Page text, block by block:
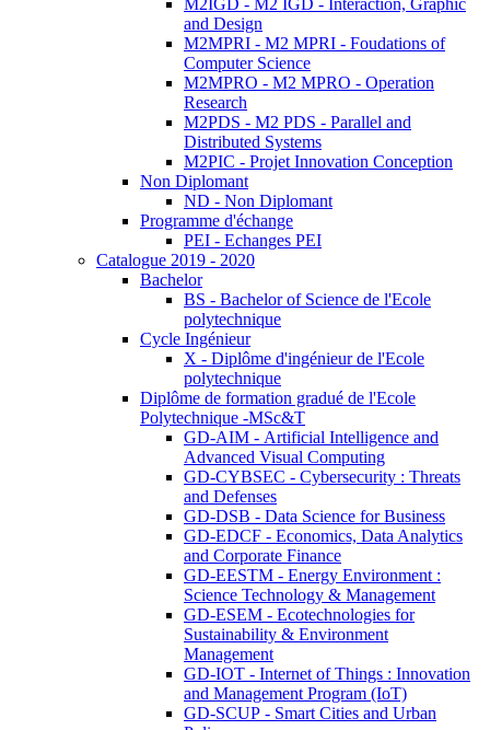
M2IGD - M2 IGD - Interaction, Graphic
and Design
M2MPRI - M2 MPRI - Foudations of
Computer Science
M2MPRO - M2 MPRO - Operation
Research
M2PDS - M2 PDS - Parallel and
Distributed Systems
M2PIC - Projet Innovation Conception
Non Diplomant
ND - Non Diplomant
Programme d'échange
PEI - Echanges PEI
Catalogue 2019 - 2020
Bachelor
BS - Bachelor of Science de l'Ecole
polytechnique
Cycle Ingénieur
X - Diplôme d'ingénieur de l'Ecole
polytechnique
Diplôme de formation gradué de l'Ecole
Polytechnique -MSc&T
GD-AIM - Artificial Intelligence and
Advanced Visual Computing
GD-CYBSEC - Cybersecurity : Threats
and Defenses
GD-DSB - Data Science for Business
GD-EDCF - Economics, Data Analytics
and Corporate Finance
GD-EESTM - Energy Environment :
Science Technology & Management
GD-ESEM - Ecotechnologies for
Sustainability & Environment
Management
GD-IOT - Internet of Things : Innovation
and Management Program (IoT)
GD-SCUP - Smart Cities and Urban